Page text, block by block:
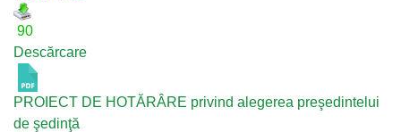
90
Descărcare
PROIECT DE HOTĂRÂRE privind alegerea preşedintelui
de şedinţă